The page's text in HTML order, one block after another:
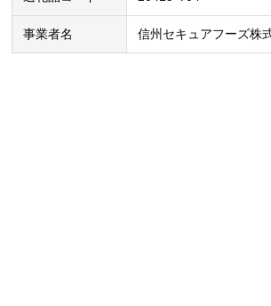
事業者名 信州セキュアフーズ株